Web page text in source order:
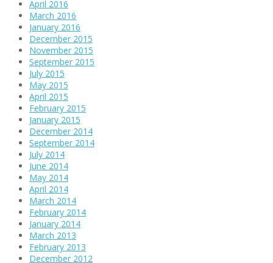
April 2016
March 2016
January 2016
December 2015
November 2015
September 2015
July 2015
May 2015
April 2015
February 2015
January 2015
December 2014
September 2014
July 2014
June 2014
May 2014
April 2014
March 2014
February 2014
January 2014
March 2013
February 2013
December 2012